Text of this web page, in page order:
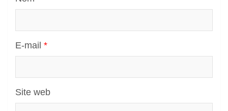
E-mail *
Site web